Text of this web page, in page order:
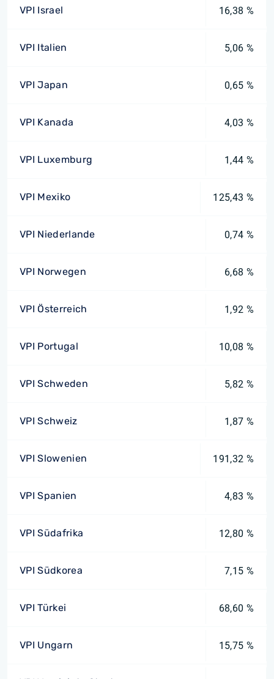
VPI Israel 16,38 %
VPI Italien 5,06 %
VPI Japan 0,65 %
VPI Kanada 4,03 %
VPI Luxemburg 1,44 %
VPI Mexiko 125,43 %
VPI Niederlande 0,74 %
VPI Norwegen 6,68 %
VPI Österreich 1,92 %
VPI Portugal 10,08 %
VPI Schweden 5,82 %
VPI Schweiz 1,87 %
VPI Slowenien 191,32 %
VPI Spanien 4,83 %
VPI Südafrika 12,80 %
VPI Südkorea 7,15 %
VPI Türkei 68,60 %
VPI Ungarn 15,75 %